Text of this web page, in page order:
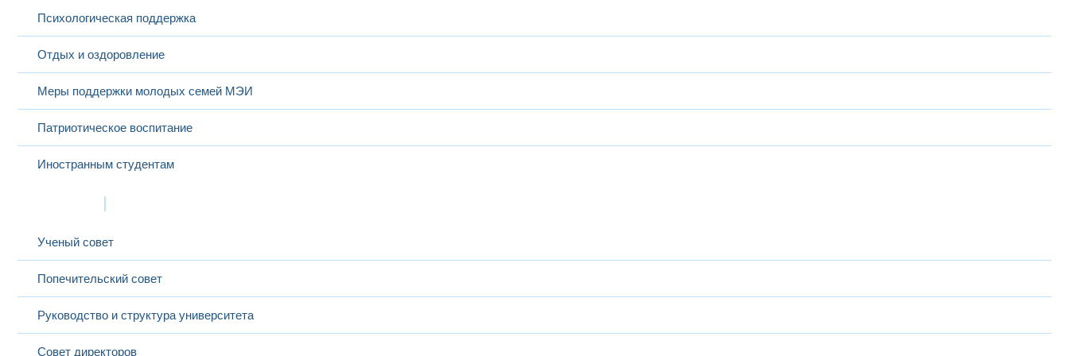
Психологическая поддержка
Отдых и оздоровление
Меры поддержки молодых семей МЭИ
Патриотическое воспитание
Иностранным студентам
Ученый совет
Попечительский совет
Руководство и структура университета
Совет директоров